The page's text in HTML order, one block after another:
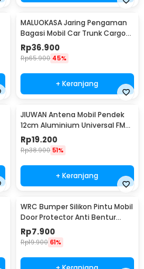
MALUOKASA Jaring Pengaman
Bagasi Mobil Car Trunk Cargo
Net 120x40cm - QM4051
Rp36.900
Rp65.900 45%
+ Keranjang
JIUWAN Antena Mobil Pendek
12cm Aluminium Universal FM
AM Ulir M5 M6 - W2C
Rp19.200
Rp38.900 51%
+ Keranjang
WRC Bumper Silikon Pintu Mobil
Door Protector Anti Bentur
Gores 4 PCS - HT-0010
Rp7.900
Rp19.900 61%